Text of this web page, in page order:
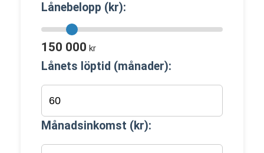
Lånebelopp (kr):
150 000 kr
Lånets löptid (månader):
Månadsinkomst (kr):